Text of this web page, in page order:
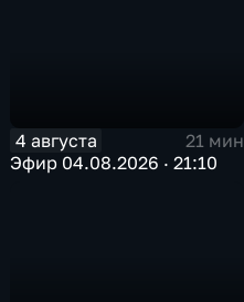
4 августа
21 мин
Эфир 04.08.2026 · 21:10